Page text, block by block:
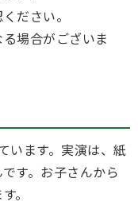
ださい。
場合がございま
います。実演は、紙
す。お子さんから
。